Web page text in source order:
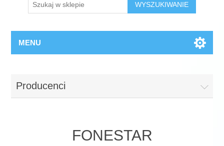
WYSZUKIWANIE
MENU
Producenci
FONESTAR